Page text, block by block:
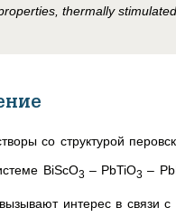
thermally
со структурой
BiScO3 – PbTiO3 –
интерес в связи с